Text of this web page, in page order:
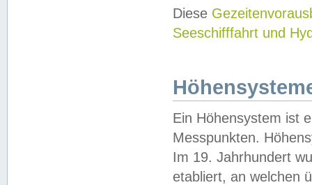
Diese
Seeschifffahrt und
Ein Höhensystem ist
Messpunkten.
Im 19. Jahrhundert
etabliert, an welchen